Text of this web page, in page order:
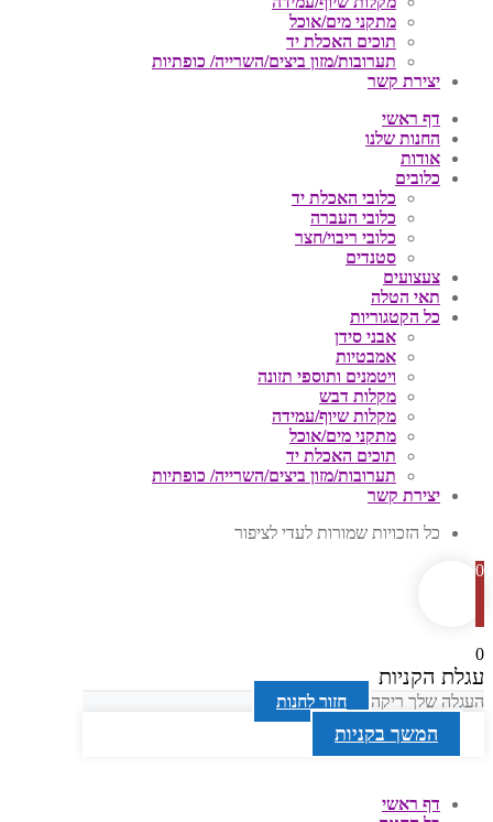
מתקני מים/אוכל
תוכים האכלת יד
תערובות/מזון ביצים/השרייה/ כופתיות
יצירת קשר
דף ראשי
החנות שלנו
אודות
כלובים
כלובי האכלת יד
כלובי העברה
כלובי ריבוי/חצר
סטנדים
צעצועים
תאי הטלה
כל הקטגוריות
אבני סידן
אמבטיות
ויטמנים ותוספי תזונה
מקלות דבש
מקלות שיוף/עמידה
מתקני מים/אוכל
תוכים האכלת יד
תערובות/מזון ביצים/השרייה/ כופתיות
יצירת קשר
כל הזכויות שמורות לעדי לציפור
0
0
עגלת הקניות
העגלה שלך ריקה חזור לחנות
המשך בקניות
דף ראשי